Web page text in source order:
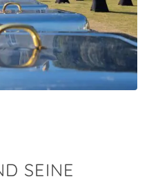
SEINE